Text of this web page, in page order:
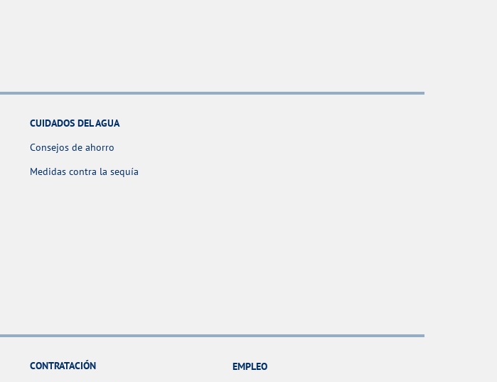
CUIDADOS DEL AGUA
Consejos de ahorro
Medidas contra la sequía
CONTRATACIÓN
EMPLEO